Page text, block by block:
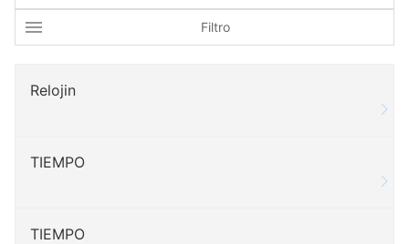
Filtro
Relojin
TIEMPO
TIEMPO